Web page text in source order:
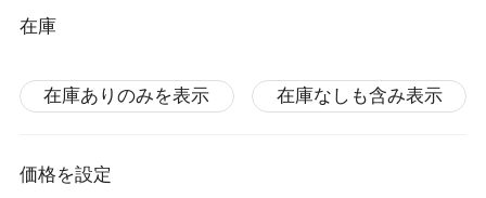
在庫
在庫ありのみを表示 在庫なしも含み表示
価格を設定